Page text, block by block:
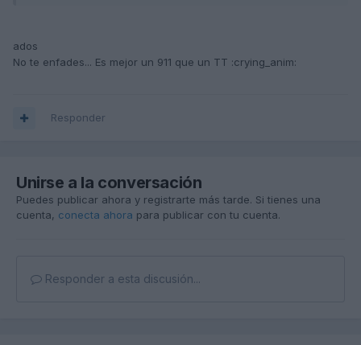
ados
No te enfades... Es mejor un 911 que un TT :crying_anim:
Responder
Unirse a la conversación
Puedes publicar ahora y registrarte más tarde. Si tienes una
cuenta, conecta ahora para publicar con tu cuenta.
Responder a esta discusión...